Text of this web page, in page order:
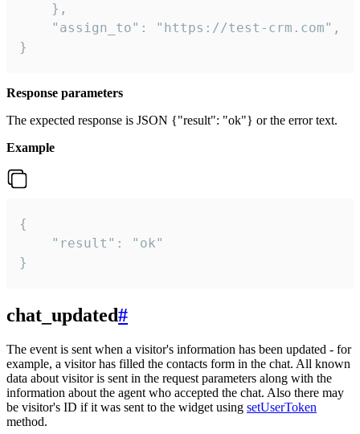
    },
    "assign_to": "https://test-crm.com",
}
Response parameters
The expected response is JSON {"result": "ok"} or the error text.
Example
{
    "result": "ok"
}
chat_updated#
The event is sent when a visitor's information has been updated - for
example, a visitor has filled the contacts form in the chat. All known
data about visitor is sent in the request parameters along with the
information about the agent who accepted the chat. Also there may
be visitor's ID if it was sent to the widget using setUserToken
method.